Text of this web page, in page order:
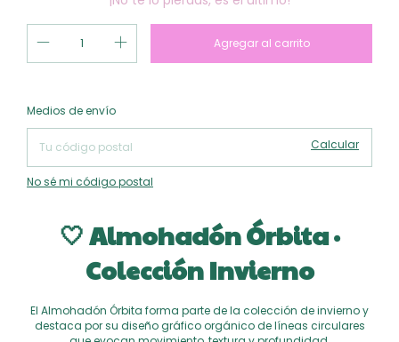
Entregas para el CP:
Medios de envío
Calcular
No sé mi código postal
🤍 Almohadón Órbita ·
Colección Invierno
El Almohadón Órbita forma parte de la colección de invierno y
destaca por su diseño gráfico orgánico de líneas circulares